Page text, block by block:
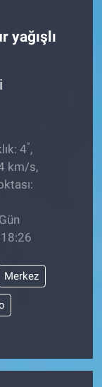
yağışlı
4°,
km/s,
18:26
Merkez